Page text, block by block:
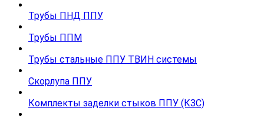
Трубы ПНД ППУ
Трубы ППМ
Трубы стальные ППУ ТВИН системы
Скорлупа ППУ
Комплекты заделки стыков ППУ (КЗС)